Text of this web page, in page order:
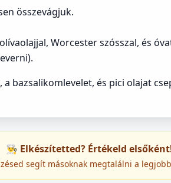
összevágjuk.
Worcester szósszal, és
a bazsalikomlevelet, és pici olajat
👨‍🍳 Elkészítetted? Értékeld
segít másoknak megtalálni a